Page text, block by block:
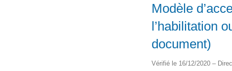
Modèle
l’habilitation
document)
Vérifié le 16/12/2020 –